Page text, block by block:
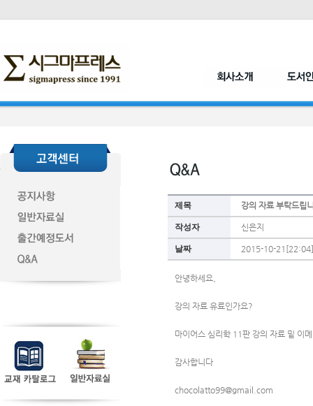
제목 강의 자료 부탁드립
작성자 신은지
날짜 2015-10-21[22:04]
안녕하세요,
강의 자료 유료인가요?
마이어스 심리학 11판 강의 자료 밑 이
감사합니다
chocolatto99@gmail.com